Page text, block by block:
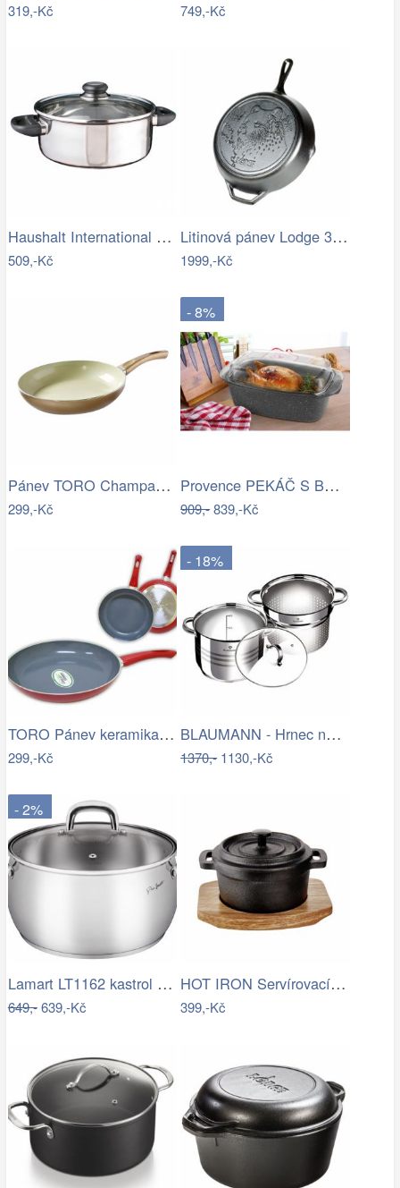
319,-Kč 749,-Kč
Haushalt International Nerezový hrnec…
509,-Kč
Litinová pánev Lodge 30 cm - Bear
1999,-Kč
Pánev TORO Champagne 24cm, keramický…
299,-Kč
- 8%
Provence PEKÁČ S BOROSILIKAT. POKLICÍ…
909,-839,-Kč
TORO Pánev keramika s indukčním dnem 24…
299,-Kč
- 18%
BLAUMANN - Hrnec napařovací 2v1 20cm…
1370,-1130,-Kč
- 2%
Lamart LT1162 kastrol Shape, 24 cm, pr.…
649,-639,-Kč
HOT IRON Servírovací hrnec s dřevěným…
399,-Kč